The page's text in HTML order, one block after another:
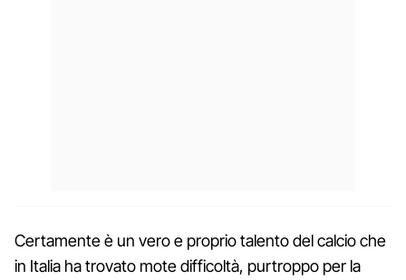
Certamente è un vero e proprio talento del calcio che
in Italia ha trovato mote difficoltà, purtroppo per la